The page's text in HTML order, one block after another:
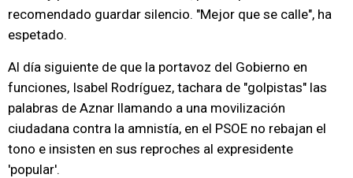
recomendado guardar silencio. "Mejor que se calle", ha
espetado.
Al día siguiente de que la portavoz del Gobierno en
funciones, Isabel Rodríguez, tachara de "golpistas" las
palabras de Aznar llamando a una movilización
ciudadana contra la amnistía, en el PSOE no rebajan el
tono e insisten en sus reproches al expresidente
'popular'.